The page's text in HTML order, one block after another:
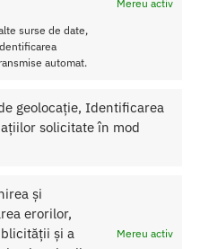
Mereu activ
surse de date,
automat.
geolocație, Identificarea
solicitate în mod
și
erorilor,
și a
Mereu activ
Dildo cu Ventuza Get Real 7
Inch